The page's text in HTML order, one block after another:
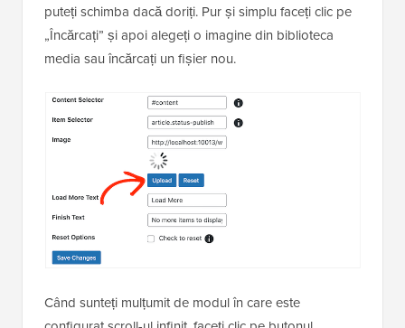
puteți schimba dacă doriți. Pur și simplu faceți clic pe
„Încărcați” și apoi alegeți o imagine din biblioteca
media sau încărcați un fișier nou.
Când sunteți mulțumit de modul în care este